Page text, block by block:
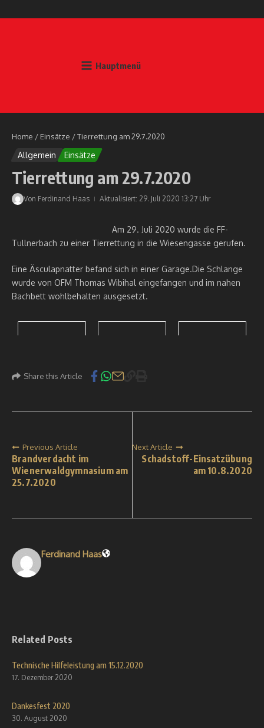
Hauptmenü
Home / Einsätze /Tierrettung am 29.7.2020
Allgemein Einsätze
Tierrettung am 29.7.2020
Von Ferdinand Haas Aktualisiert: 29. Juli 2020 13:27 Uhr
Am 29. Juli 2020 wurde die FF-
Tullnerbach zu einer Tierrettung in die Wiesengasse gerufen.
Eine Äsculapnatter befand sich in einer Garage.Die Schlange
wurde von OFM Thomas Wibihal eingefangen und im nahen
Bachbett wohlbehalten ausgesetzt.
Share this Article
Previous Article
Brandverdacht im
Wienerwaldgymnasium am
25.7.2020
Next Article
Schadstoff-Einsatzübung
am 10.8.2020
Ferdinand Haas
Related Posts
Technische Hilfeleistung am 15.12.2020
17. Dezember 2020
Dankesfest 2020
30. August 2020